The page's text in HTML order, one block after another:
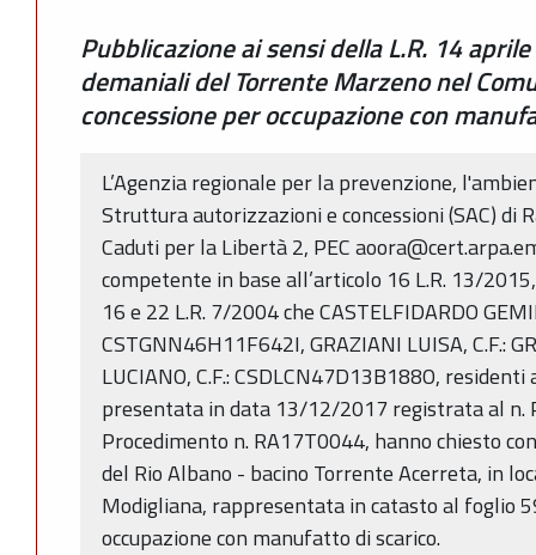
Pubblicazione ai sensi della L.R. 14
demaniali del Torrente Marzeno nel
concessione per occupazione con
L’Agenzia regionale per la prevenzione,
Struttura autorizzazioni e concessioni (SAC) di
Caduti per la Libertà 2, PEC
competente in base all’articolo 16 L.R. 13/
16 e 22 L.R. 7/2004 che CASTELFIDARDO
CSTGNN46H11F642I, GRAZIANI LUISA, C.F.:
LUCIANO, C.F.: CSDLCN47D13B188O,
presentata in data 13/12/2017 registrata al n.
Procedimento n. RA17T0044, hanno chiesto
del Rio Albano - bacino Torrente Acerreta, in
Modigliana, rappresentata in catasto al foglio
occupazione con manufatto di scarico.